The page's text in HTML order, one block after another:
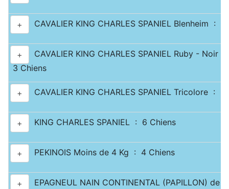
+ CAVALIER KING CHARLES SPANIEL Blenheim :
+
CAVALIER KING CHARLES SPANIEL Ruby - Noir
3 Chiens
+ CAVALIER KING CHARLES SPANIEL Tricolore : 3
+ KING CHARLES SPANIEL : 6 Chiens
+ PEKINOIS Moins de 4 Kg : 4 Chiens
+
EPAGNEUL NAIN CONTINENTAL (PAPILLON) de